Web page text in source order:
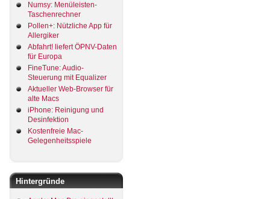
Numsy: Menüleisten-
Taschenrechner
Pollen+: Nützliche App für
Allergiker
Abfahrt! liefert ÖPNV-Daten
für Europa
FineTune: Audio-
Steuerung mit Equalizer
Aktueller Web-Browser für
alte Macs
iPhone: Reinigung und
Desinfektion
Kostenfreie Mac-
Gelegenheitsspiele
Hintergründe